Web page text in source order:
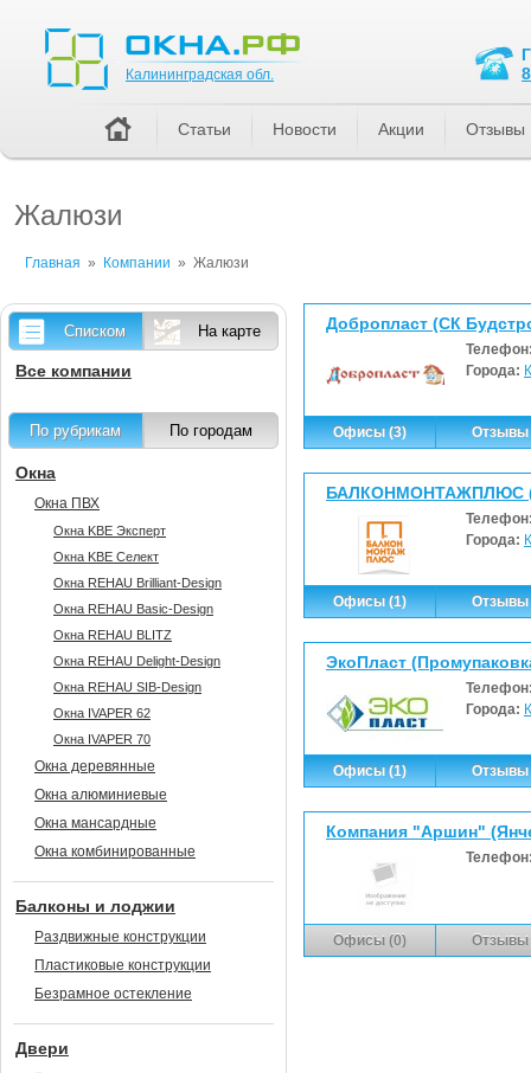
Жалюзи
Главная » Компании » Жалюзи
Добропласт (СК
Города:
Офисы (3) Отзывы
БАЛКОНМОНТАЖПЛЮС
Города:
Офисы (1) Отзывы
ЭкоПласт
Города:
Офисы (1) Отзывы
Компания "Аршин"
Офисы (0) Отзывы
Списком На карте
Все компании
По рубрикам По городам
Окна
Окна ПВХ
Окна KBE Эксперт
Окна KBE Селект
Окна REHAU Brilliant-Design
Окна REHAU Basic-Design
Окна REHAU BLITZ
Окна REHAU Delight-Design
Окна REHAU SIB-Design
Окна IVAPER 62
Окна IVAPER 70
Окна деревянные
Окна алюминиевые
Окна мансардные
Окна комбинированные
Балконы и лоджии
Раздвижные конструкции
Пластиковые конструкции
Безрамное остекление
Двери
Калининградская обл.
Статьи Новости Акции Отзывы